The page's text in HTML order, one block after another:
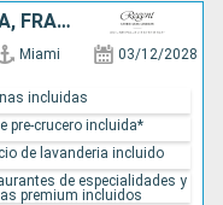
ESTADOS UNIDOS, SANTA LUCIA, FRANCIA, SAN VINCENT Y LAS GRANADINAS
Miami 03/12/2028
incluidas
pre-crucero incluida*
de lavanderia incluido
de especialidades y
premium incluidos